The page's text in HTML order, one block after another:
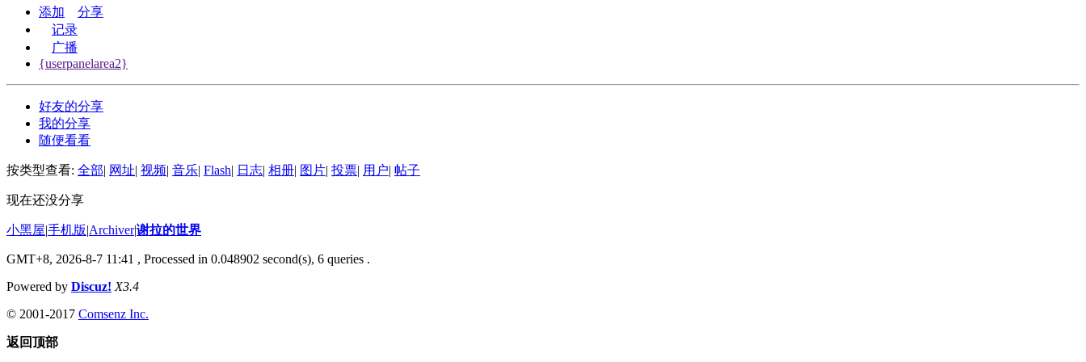
添加
分享
记录
广播
{userpanelarea2}
好友的分享
我的分享
随便看看
按类型查看: 全部| 网址| 视频| 音乐| Flash| 日志| 相册| 图片| 投票| 用户| 帖子
现在还没分享
小黑屋|手机版|Archiver|谢拉的世界
GMT+8, 2026-8-7 11:41 , Processed in 0.048902 second(s), 6 queries .
Powered by Discuz! X3.4
© 2001-2017 Comsenz Inc.
返回顶部